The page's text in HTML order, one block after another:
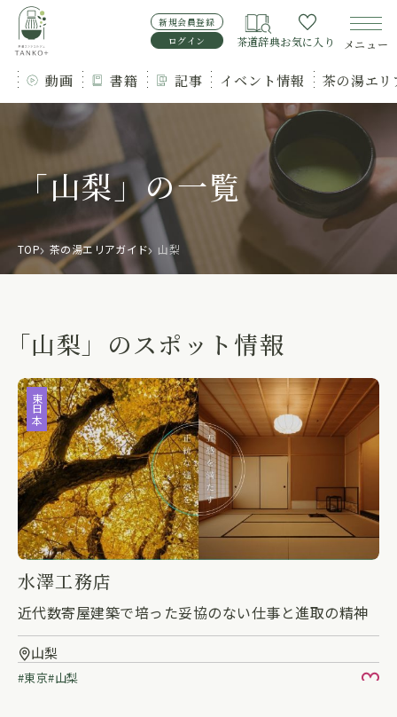
新規会員登録
ログイン
茶道辞典お気に入り メニュー
動画 書籍 記事 イベント情報 茶の湯エ
「山梨」の一覧
TOP 茶の湯エリアガイド 山梨
「山梨」のスポット情報
東日本
水澤工務店
近代数寄屋建築で培った妥協のない仕事と進取の精神
山梨
東京 山梨 お